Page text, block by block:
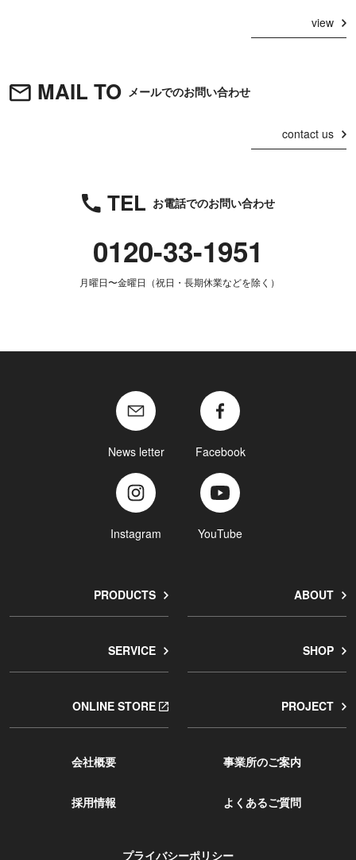
view
MAIL TO メールでのお問い合わせ
contact us
TEL お電話でのお問い合わせ
0120-33-1951
月曜日〜金曜日（祝日・長期休業などを除く）
News letter Facebook
Instagram YouTube
PRODUCTS ABOUT
SERVICE SHOP
ONLINE STORE PROJECT
会社概要 事業所のご案内
採用情報 よくあるご質問
プライバシーポリシー